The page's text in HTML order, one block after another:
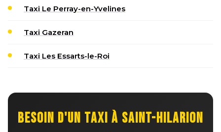
Taxi Le Perray-en-Yvelines
Taxi Gazeran
Taxi Les Essarts-le-Roi
BESOIN D'UN TAXI À SAINT-HILARION